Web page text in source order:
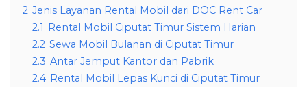
2 Jenis Layanan Rental Mobil dari DOC Rent Car
2.1 Rental Mobil Ciputat Timur Sistem Harian
2.2 Sewa Mobil Bulanan di Ciputat Timur
2.3 Antar Jemput Kantor dan Pabrik
2.4 Rental Mobil Lepas Kunci di Ciputat Timur